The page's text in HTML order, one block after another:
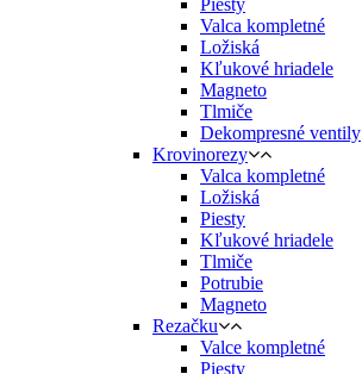
Piesty
Valca kompletné
Ložiská
Kľukové hriadele
Magneto
Tlmiče
Dekompresné ventily
Krovinorezy
Valca kompletné
Ložiská
Piesty
Kľukové hriadele
Tlmiče
Potrubie
Magneto
Rezačku
Valce kompletné
Piesty